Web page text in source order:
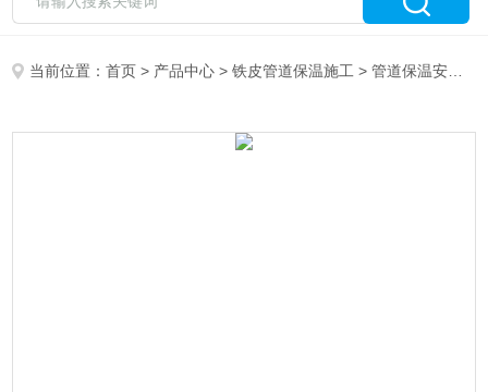
当前位置：首页 > 产品中心 >铁皮管道保温施工 >管道保温安装